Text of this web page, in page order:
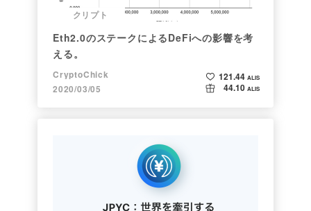
クリプト
Eth2.0のステークによるDeFiへの影響を考
える。
CryptoChick
2020/03/05
121.44 ALIS
44.10 ALIS